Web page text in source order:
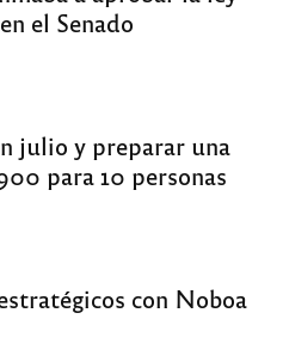
el Senado
julio y preparar una
para 10 personas
con Noboa